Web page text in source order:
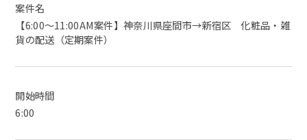
案件名
【6:00～11:00AM案件】神奈川県座間市→新宿区 化粧品・雑
貨の配送（定期案件）
開始時間
6:00